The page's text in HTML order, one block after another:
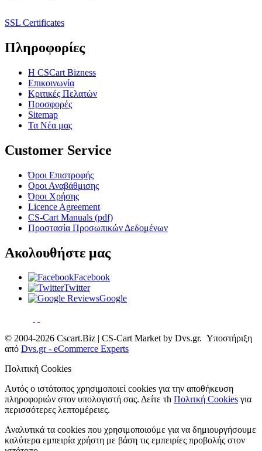
SSL Certificates
Πληροφορίες
Η CSCart Bizness
Επικοινωνία
Κριτικές Πελατών
Προσφορές
Sitemap
Τα Νέα μας
Customer Service
Όροι Επιστροφής
Οροι Αναβάθμισης
Όροι Χρήσης
Licence Agreement
CS-Cart Manuals (pdf)
Προστασία Προσωπικών Δεδομένων
Ακολουθήστε μας
Facebook
Twitter
Google
© 2004-2026 Cscart.Biz | CS-Cart Market by Dvs.gr. Υποστήριξη
από Dvs.gr - eCommerce Experts
Πολιτική Cookies
Αυτός ο ιστότοπος χρησιμοποιεί cookies για την αποθήκευση
πληροφοριών στον υπολογιστή σας. Δείτε τh Πολιτκή Cookies για
περισσότερες λεπτομέρειες.
Αναλυτικά τα cookies που χρησιμοποιούμε για να δημιουργήσουμε
καλύτερα εμπειρία χρήστη με βάση τις εμπειρίες προβολής στον